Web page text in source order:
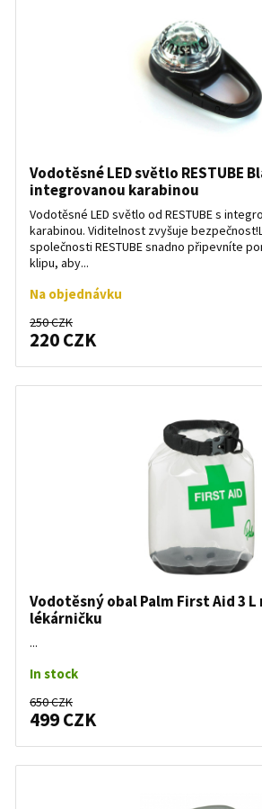
Vodotěsné LED světlo RESTUBE
integrovanou karabinou
Vodotěsné LED světlo od RESTUBE s
karabinou. Viditelnost zvyšuje
společnosti RESTUBE snadno připevníte
klipu, aby...
Na objednávku
250 CZK
220 CZK
Vodotěsný obal Palm First Aid 3 L
lékárničku
...
In stock
650 CZK
499 CZK